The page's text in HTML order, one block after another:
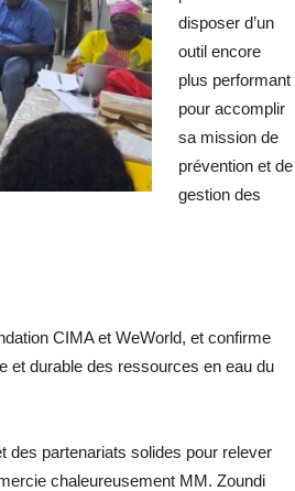
disposer d’un
outil encore
plus performant
pour accomplir
sa mission de
prévention et de
gestion des
CIMA et WeWorld, et confirme
et durable des ressources en eau du
des partenariats solides pour relever
chaleureusement MM. Zoundi